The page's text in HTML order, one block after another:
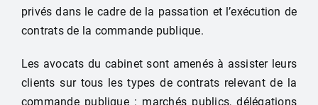
privés dans le cadre de la passation et l’exécution de
contrats de la commande publique.
Les avocats du cabinet sont amenés à assister leurs
clients sur tous les types de contrats relevant de la
commande publique : marchés publics, délégations